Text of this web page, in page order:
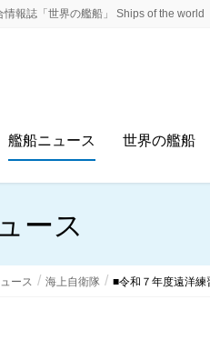
情報誌「世界の艦船」 Ships of the world
艦船ニュース 世界の艦船
ース
ース 海上自衛隊 ■令和７年度遠洋